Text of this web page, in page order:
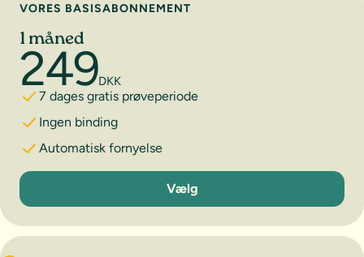
VORES BASISABONNEMENT
1 måned
249DKK
7 dages gratis prøveperiode
Ingen binding
Automatisk fornyelse
1 måned
Vælg